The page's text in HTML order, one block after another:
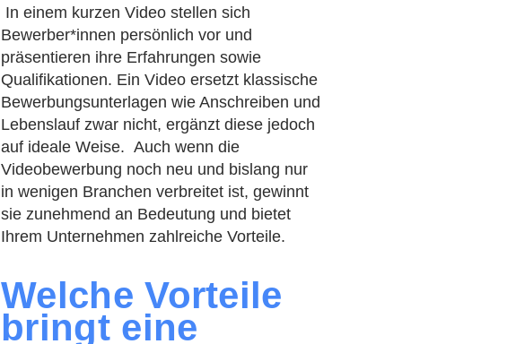
In einem kurzen Video stellen sich
Bewerber*innen persönlich vor und
präsentieren ihre Erfahrungen sowie
Qualifikationen. Ein Video ersetzt klassische
Bewerbungsunterlagen wie Anschreiben und
Lebenslauf zwar nicht, ergänzt diese jedoch
auf ideale Weise. Auch wenn die
Videobewerbung noch neu und bislang nur
in wenigen Branchen verbreitet ist, gewinnt
sie zunehmend an Bedeutung und bietet
Ihrem Unternehmen zahlreiche Vorteile.
Welche Vorteile
bringt eine